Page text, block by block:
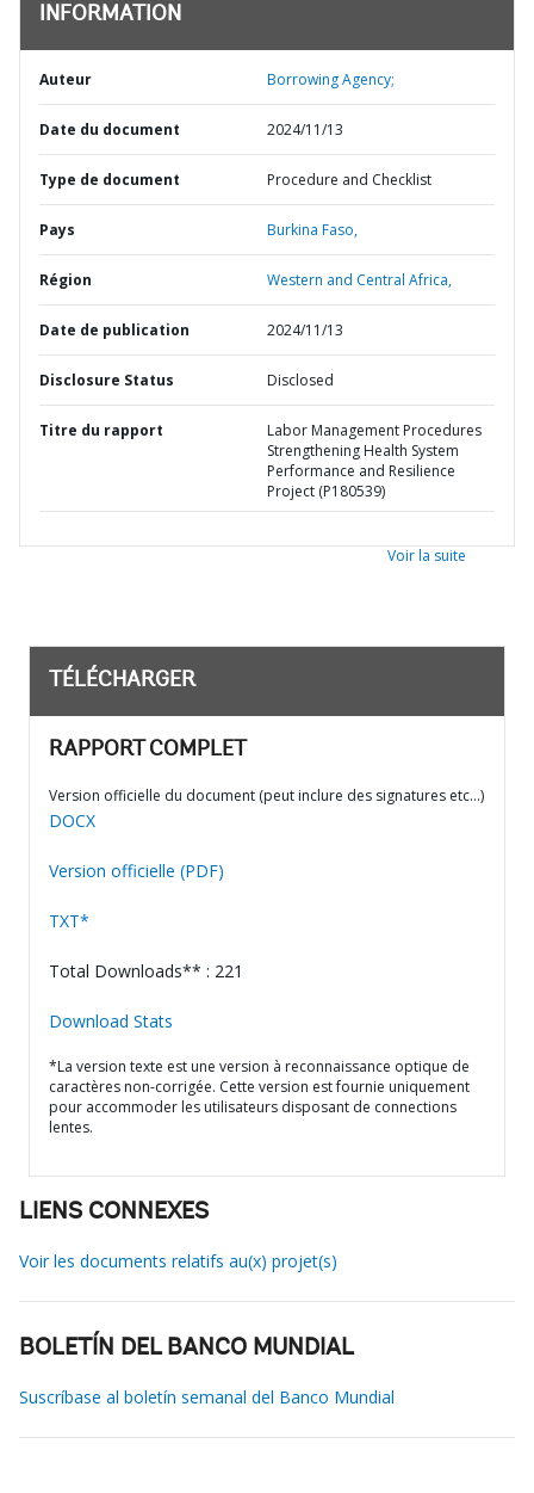
INFORMATION
Auteur Borrowing Agency;
Date du document 2024/11/13
Type de document Procedure and Checklist
Pays Burkina Faso,
Région Western and Central Africa,
Date de publication 2024/11/13
Disclosure Status Disclosed
Titre du rapport
Labor Management Procedures
Strengthening Health System
Performance and Resilience
Project (P180539)
Voir la suite
TÉLÉCHARGER
RAPPORT COMPLET
Version officielle du document (peut inclure des signatures etc…)
DOCX
Version officielle (PDF)
TXT*
Total Downloads** : 221
Download Stats
*La version texte est une version à reconnaissance optique de
caractères non-corrigée. Cette version est fournie uniquement
pour accommoder les utilisateurs disposant de connections
lentes.
LIENS CONNEXES
Voir les documents relatifs au(x) projet(s)
BOLETÍN DEL BANCO MUNDIAL
Suscríbase al boletín semanal del Banco Mundial